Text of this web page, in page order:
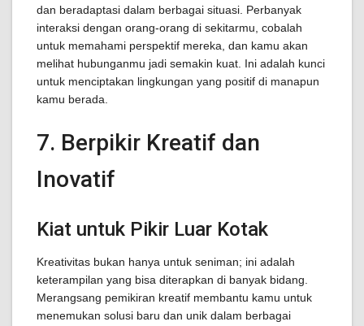
dan beradaptasi dalam berbagai situasi. Perbanyak
interaksi dengan orang-orang di sekitarmu, cobalah
untuk memahami perspektif mereka, dan kamu akan
melihat hubunganmu jadi semakin kuat. Ini adalah kunci
untuk menciptakan lingkungan yang positif di manapun
kamu berada.
7. Berpikir Kreatif dan
Inovatif
Kiat untuk Pikir Luar Kotak
Kreativitas bukan hanya untuk seniman; ini adalah
keterampilan yang bisa diterapkan di banyak bidang.
Merangsang pemikiran kreatif membantu kamu untuk
menemukan solusi baru dan unik dalam berbagai